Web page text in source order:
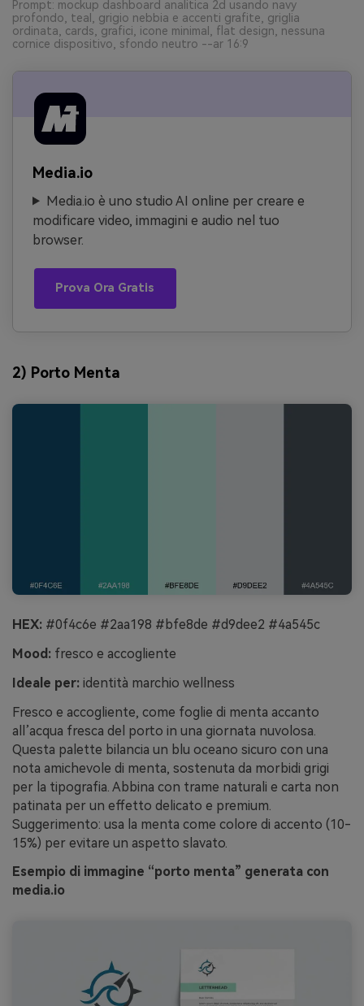
Prompt: mockup dashboard analitica 2d usando navy
profondo, teal, grigio nebbia e accenti grafite, griglia
ordinata, cards, grafici, icone minimal, flat design, nessuna
cornice dispositivo, sfondo neutro --ar 16:9
Media.io
Media.io è uno studio AI online per creare e
modificare video, immagini e audio nel tuo
browser.
Prova Ora Gratis
2) Porto Menta
HEX: #0f4c6e #2aa198 #bfe8de #d9dee2 #4a545c
Mood: fresco e accogliente
Ideale per: identità marchio wellness
Fresco e accogliente, come foglie di menta accanto
all’acqua fresca del porto in una giornata nuvolosa.
Questa palette bilancia un blu oceano sicuro con una
nota amichevole di menta, sostenuta da morbidi grigi
per la tipografia. Abbina con trame naturali e carta non
patinata per un effetto delicato e premium.
Suggerimento: usa la menta come colore di accento (10-
15%) per evitare un aspetto slavato.
Esempio di immagine “porto menta” generata con
media.io